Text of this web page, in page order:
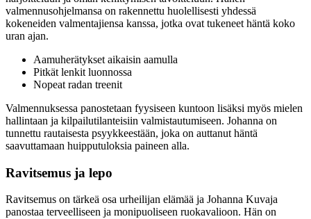
valmennusohjelmansa on rakennettu huolellisesti yhdessä
kokeneiden valmentajiensa kanssa, jotka ovat tukeneet häntä koko
uran ajan.
Aamuherätykset aikaisin aamulla
Pitkät lenkit luonnossa
Nopeat radan treenit
Valmennuksessa panostetaan fyysiseen kuntoon lisäksi myös mielen
hallintaan ja kilpailutilanteisiin valmistautumiseen. Johanna on
tunnettu rautaisesta psyykkeestään, joka on auttanut häntä
saavuttamaan huipputuloksia paineen alla.
Ravitsemus ja lepo
Ravitsemus on tärkeä osa urheilijan elämää ja Johanna Kuvaja
panostaa terveelliseen ja monipuoliseen ruokavalioon. Hän on